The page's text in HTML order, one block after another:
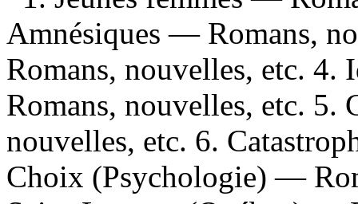
Amnésiques — Romans,
Romans, nouvelles, etc.
Romans, nouvelles, etc. 5.
nouvelles, etc. 6.
Choix (Psychologie) —